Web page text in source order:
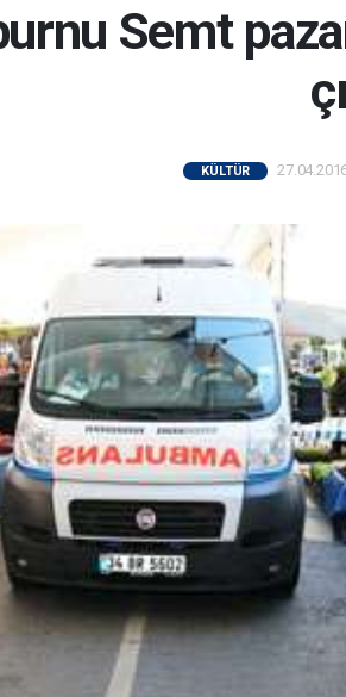
Semt
KÜLTÜR